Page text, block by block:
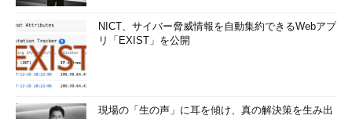
NICT、サイバー脅威情報を自動集約できるWebアプ
リ「EXIST」を公開
現場の「生の声」に耳を傾け、真の解決策を生み出